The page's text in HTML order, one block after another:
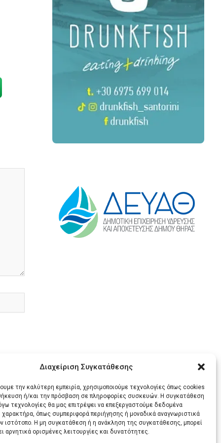
Διαχείριση Συγκατάθεσης
την καλύτερη εμπειρία, χρησιμοποιούμε τεχνολογίες όπως cookies
ή/και την πρόσβαση σε πληροφορίες συσκευών. Η συγκατάθεση
τεχνολογίες θα μας επιτρέψει να επεξεργαστούμε δεδομένα
όπως συμπεριφορά περιήγησης ή μοναδικά αναγνωριστικά
ιστότοπο. Η μη συγκατάθεση ή η ανάκληση της συγκατάθεσης, μπορεί
αρνητικά ορισμένες λειτουργίες και δυνατότητες.
Η ΜΟΝΑΔΙΚΗ ΣΑΝΤΟΡΙΝΗ ΚΑΙ 30 ΦΩΤΟΓΡΑΦΙΕΣ ΓΙΑ ΝΑ ΟΝΕΙΡΕΥΤΕΙΤΕ ΤΗΝ ΕΛΛΑΔΑ